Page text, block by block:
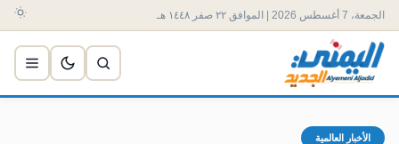
الجمعة، 7 أغسطس 2026 | الموافق ٢٢ صفر ١٤٤٨ هـ
الأخبار العالمية